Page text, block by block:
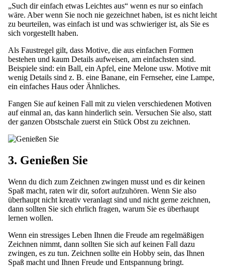
„Such dir einfach etwas Leichtes aus“ wenn es nur so einfach
wäre. Aber wenn Sie noch nie gezeichnet haben, ist es nicht leicht
zu beurteilen, was einfach ist und was schwieriger ist, als Sie es
sich vorgestellt haben.
Als Faustregel gilt, dass Motive, die aus einfachen Formen
bestehen und kaum Details aufweisen, am einfachsten sind.
Beispiele sind: ein Ball, ein Apfel, eine Melone usw. Motive mit
wenig Details sind z. B. eine Banane, ein Fernseher, eine Lampe,
ein einfaches Haus oder Ähnliches.
Fangen Sie auf keinen Fall mit zu vielen verschiedenen Motiven
auf einmal an, das kann hinderlich sein. Versuchen Sie also, statt
der ganzen Obstschale zuerst ein Stück Obst zu zeichnen.
3. Genießen Sie
Wenn du dich zum Zeichnen zwingen musst und es dir keinen
Spaß macht, raten wir dir, sofort aufzuhören. Wenn Sie also
überhaupt nicht kreativ veranlagt sind und nicht gerne zeichnen,
dann sollten Sie sich ehrlich fragen, warum Sie es überhaupt
lernen wollen.
Wenn ein stressiges Leben Ihnen die Freude am regelmäßigen
Zeichnen nimmt, dann sollten Sie sich auf keinen Fall dazu
zwingen, es zu tun. Zeichnen sollte ein Hobby sein, das Ihnen
Spaß macht und Ihnen Freude und Entspannung bringt.